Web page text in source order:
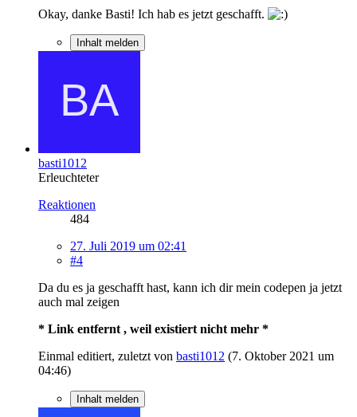
Okay, danke Basti! Ich hab es jetzt geschafft.
Inhalt melden
basti1012
Erleuchteter
Reaktionen
484
27. Juli 2019 um 02:41
#4
Da du es ja geschafft hast, kann ich dir mein codepen ja jetzt
auch mal zeigen
* Link entfernt , weil existiert nicht mehr *
Einmal editiert, zuletzt von basti1012 (7. Oktober 2021 um
04:46)
Inhalt melden